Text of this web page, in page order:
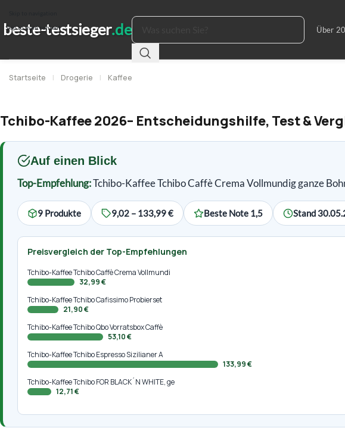
Skip to main content
Startseite | Drogerie | Kaffee
Tchibo-Kaffee 2026– Entscheidungshilfe, Test &
Auf einen Blick
Top-Empfehlung:Tchibo-Kaffee Tchibo Caffè Crema Vollmundig ganze
9 Produkte 9,02 – 133,99 € Beste Note 1,5 Stand
Preisvergleich der Top-Empfehlungen
Tchibo-Kaffee Tchibo Caffè Crema Vollmundi
32,99 €
Tchibo-Kaffee Tchibo Cafissimo Probierset
21,90 €
Tchibo-Kaffee Tchibo Qbo Vorratsbox Caffè
53,10 €
Tchibo-Kaffee Tchibo Espresso Sizilianer A
133,99 €
Tchibo-Kaffee Tchibo FOR BLACK´N WHITE, ge
12,71 €